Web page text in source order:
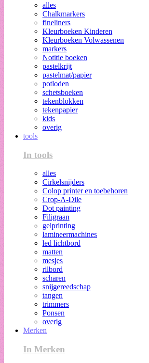
alles
Chalkmarkers
fineliners
Kleurboeken Kinderen
Kleurboeken Volwassenen
markers
Notitie boeken
pastelkrijt
pastelmat/papier
potloden
schetsboeken
tekenblokken
tekenpapier
kids
overig
tools
In tools
alles
Cirkelsnijders
Colop printer en toebehoren
Crop-A-Dile
Dot painting
Filigraan
gelprinting
lamineermachines
led lichtbord
matten
mesjes
rilbord
scharen
snijgereedschap
tangen
trimmers
Ponsen
overig
Merken
In Merken